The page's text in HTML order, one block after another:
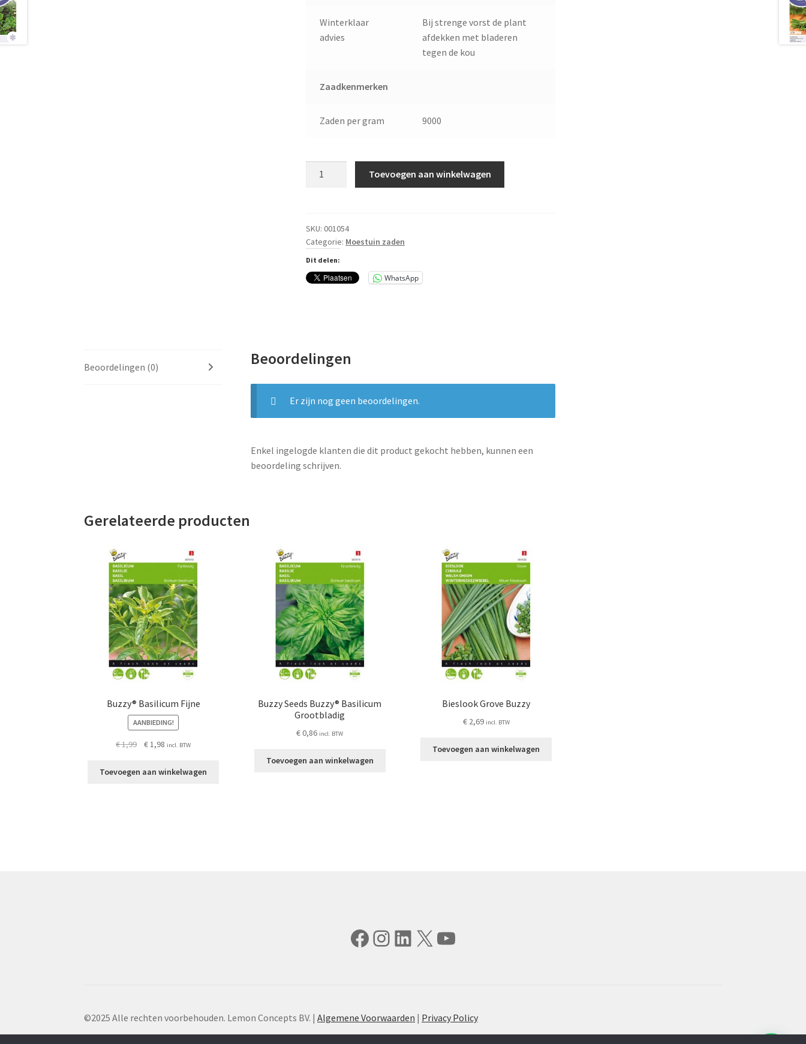
Winterklaar
advies
Bij strenge vorst de plant
afdekken met bladeren
tegen de kou
Zaadkenmerken
Zaden per gram 9000
Janskruid
-
Iperico
aantal
Toevoegen aan winkelwagen
SKU:001054
Categorie: Moestuin zaden
Dit delen:
WhatsApp
Beoordelingen (0) Beoordelingen
Er zijn nog geen beoordelingen.
Enkel ingelogde klanten die dit product gekocht hebben, kunnen een
beoordeling schrijven.
Gerelateerde producten
Buzzy® Basilicum Fijne
AANBIEDING!
€1,99
Oorspronkelijke
was:
€1,98Huidige
is:
incl. BTW
Toevoegen aan winkelwagen
Buzzy Seeds Buzzy® Basilicum
Grootbladig
€0,86 incl. BTW
Toevoegen aan winkelwagen
Bieslook Grove Buzzy
€2,69 incl. BTW
Toevoegen aan winkelwagen
Facebook
Instagram
LinkedIn
X YouTube
©2025 Alle rechten voorbehouden. Lemon Concepts BV. |Algemene Voorwaarden | Privacy Policy